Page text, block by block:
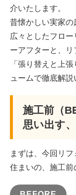
介いたします。
昔懐かしい実家の
広々としたフロ
ーアフターと、
「張り替えと上
ュームで徹底解説
施工前（
思い出す
まずは、今回リ
住まいの、施工前